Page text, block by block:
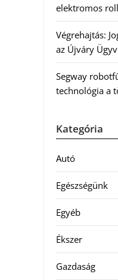
elektromos
Végrehajtás:
az Újváry
Segway
technológia a
Kategória
Autó
Egészségünk
Egyéb
Ékszer
Gazdaság